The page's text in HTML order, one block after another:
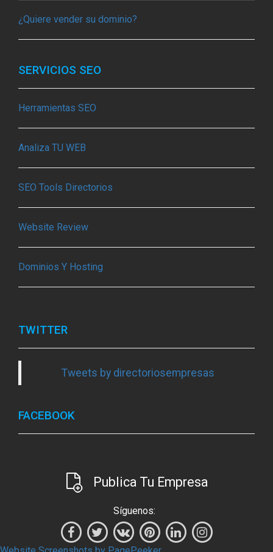
¿Quiere vender su dominio?
SERVICIOS SEO
Herramientas SEO
Analiza TU WEB
SEO Tools Directorios
Website Review
Dominios Y Hosting
TWITTER
Tweets by directoriosempresas
FACEBOOK
Publica Tu Empresa
Síguenos: